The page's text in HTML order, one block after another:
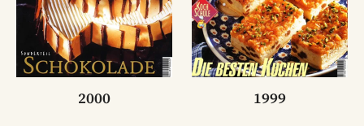
2000 1999